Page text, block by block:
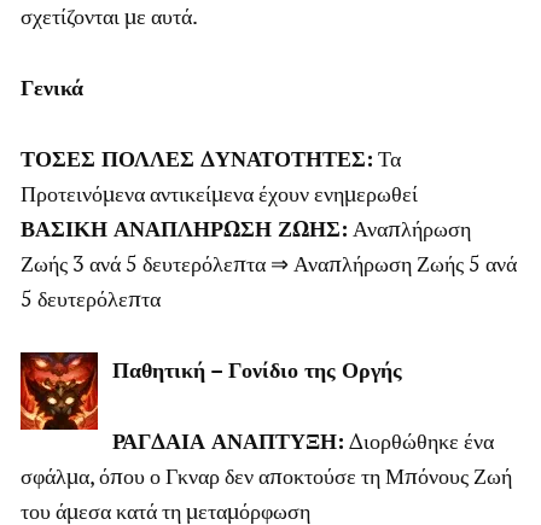
σχετίζονται με αυτά.
Γενικά
ΤΟΣΕΣ ΠΟΛΛΕΣ ΔΥΝΑΤΟΤΗΤΕΣ: Τα
Προτεινόμενα αντικείμενα έχουν ενημερωθεί
ΒΑΣΙΚΗ ΑΝΑΠΛΗΡΩΣΗ ΖΩΗΣ: Αναπλήρωση
Ζωής 3 ανά 5 δευτερόλεπτα ⇒ Αναπλήρωση Ζωής 5 ανά
5 δευτερόλεπτα
Παθητική – Γονίδιο της Οργής
ΡΑΓΔΑΙΑ ΑΝΑΠΤΥΞΗ: Διορθώθηκε ένα
σφάλμα, όπου ο Γκναρ δεν αποκτούσε τη Μπόνους Ζωή
του άμεσα κατά τη μεταμόρφωση